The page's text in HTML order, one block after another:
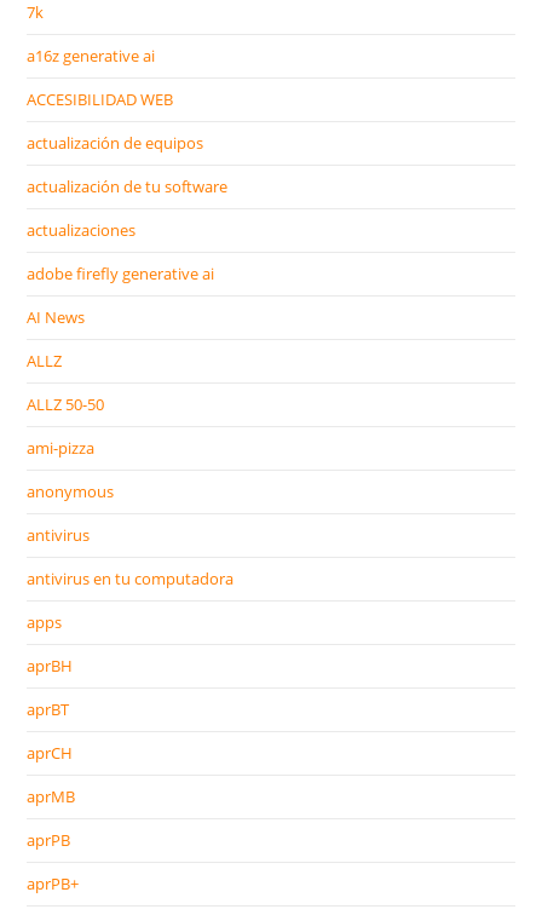
7k
a16z generative ai
ACCESIBILIDAD WEB
actualización de equipos
actualización de tu software
actualizaciones
adobe firefly generative ai
AI News
ALLZ
ALLZ 50-50
ami-pizza
anonymous
antivirus
antivirus en tu computadora
apps
aprBH
aprBT
aprCH
aprMB
aprPB
aprPB+